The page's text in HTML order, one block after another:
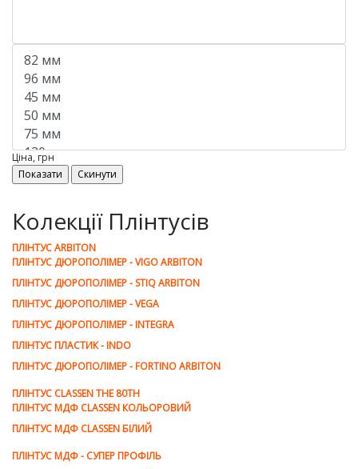
Ціна, грн
Колекції Плінтусів
ПЛІНТУС ARBITON
ПЛІНТУС ДЮРОПОЛІМЕР - VIGO ARBITON
ПЛІНТУС ДЮРОПОЛІМЕР - STIQ ARBITON
ПЛІНТУС ДЮРОПОЛІМЕР - VEGA
ПЛІНТУС ДЮРОПОЛІМЕР - INTEGRA
ПЛІНТУС ПЛАСТИК - INDO
ПЛІНТУС ДЮРОПОЛІМЕР - FORTINO ARBITON
ПЛІНТУС CLASSEN THE 80TH
ПЛІНТУС МДФ CLASSEN КОЛЬОРОВИЙ
ПЛІНТУС МДФ CLASSEN БІЛИЙ
ПЛІНТУС МДФ - СУПЕР ПРОФІЛЬ